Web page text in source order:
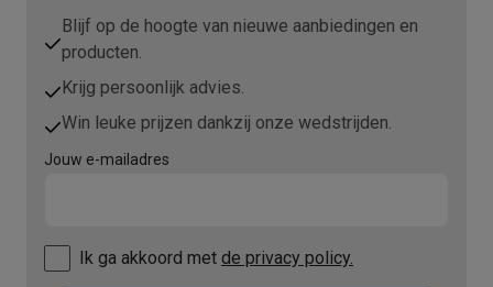
Blijf op de hoogte van nieuwe aanbiedingen en
producten.
Krijg persoonlijk advies.
Win leuke prijzen dankzij onze wedstrijden.
Jouw e-mailadres
Ik ga akkoord met de privacy policy.